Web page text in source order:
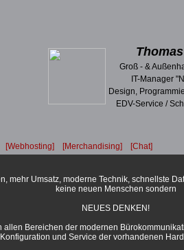
Groß - &
IT-Manager
Design,
EDV-Service /
[Webhosting] [Merchandising] [Chat]
mehr Umsatz, moderne Technik, schnellste
keine neuen Menschen sondern
NEUES DENKEN!
allen Bereichen der modernen
Konfiguration und Service der vorhandenen